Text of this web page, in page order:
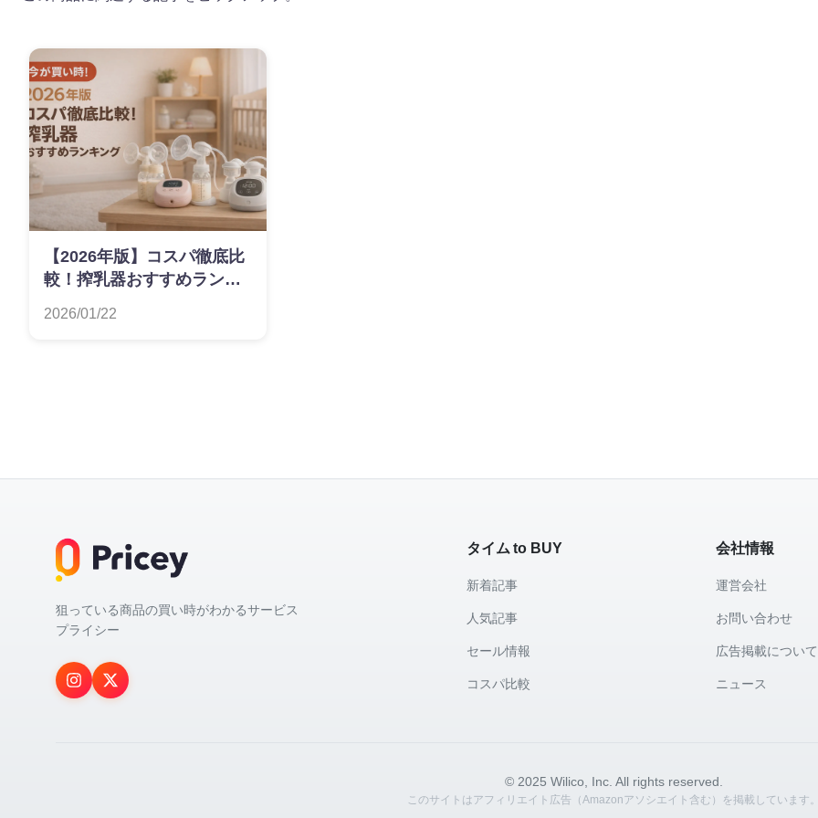
【2026年版】コスパ徹底比
較！搾乳器おすすめランキ
2026/01/22
狙っている商品の買い時がわかるサービス
プライシー
タイム to BUY
新着記事
人気記事
セール情報
コスパ比較
会社情報
運営会社
お問い合わせ
広告掲載について
ニュース
© 2025 Wilico, Inc. All rights reserved.
このサイトはアフィリエイト広告（Amazonアソシエイト含む）を掲載しています